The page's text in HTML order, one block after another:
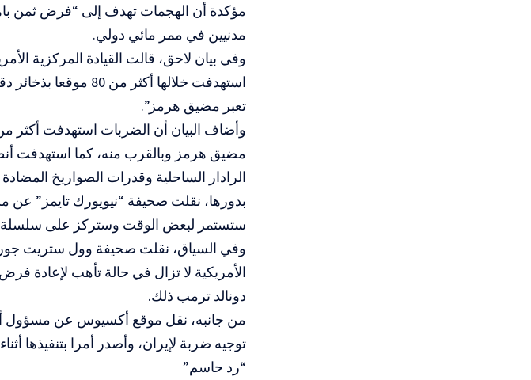
مؤكدة أن الهجمات تهدف إلى “فرض ثمن
مدنيين في ممر مائي دولي.
وفي بيان لاحق، قالت القيادة المركزية
استهدفت خلالها
تعبر مضيق هرمز”.
مضيق هرمز وبالقرب منه، كما استهدفت
الرادار الساحلية وقدرات الصواريخ
بدورها، نقلت صحيفة “نيويورك تايمز”
ستستمر لبعض الوقت وستركز على سلسلة
وفي السياق، نقلت صحيفة وول ستريت
الأمريكية لا تزال في حالة تأهب لإعادة
دونالد ترمب ذلك.
من جانبه، نقل موقع أكسيوس عن مسؤول
توجيه ضربة لإيران، وأصدر أمرا بتنفيذها
“رد حاسم”